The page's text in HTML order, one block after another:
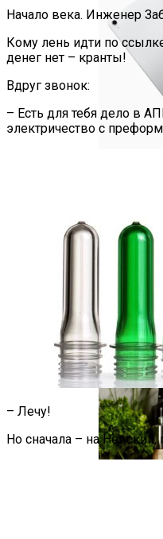
Телескоп
Галактику
Ученые
Угрозу
Google
Начало века. Инженер
Кому лень идти по
денег нет – кранты!
Вдруг звонок:
– Есть для тебя дело в
электричество с
– Лечу!
Но сначала – на